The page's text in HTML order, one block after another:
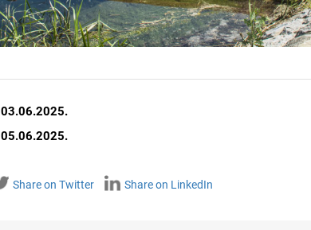
03.06.2025.
05.06.2025.
Share on Twitter Share on LinkedIn